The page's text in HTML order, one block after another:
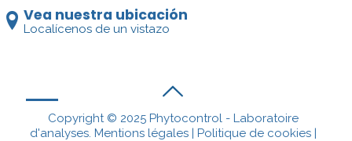
Vea nuestra ubicación
Localícenos de un vistazo
Copyright © 2025 Phytocontrol - Laboratoire
d'analyses. Mentions légales| Politique de cookies|